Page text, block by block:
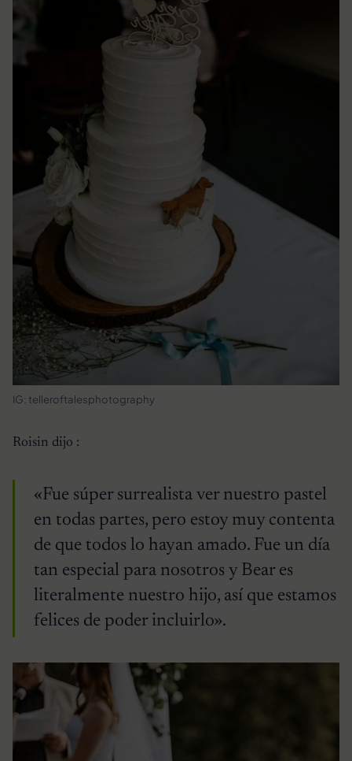
IG: telleroftalesphotography
Roisin dijo :
«Fue súper surrealista ver nuestro pastel
en todas partes, pero estoy muy contenta
de que todos lo hayan amado. Fue un día
tan especial para nosotros y Bear es
literalmente nuestro hijo, así que estamos
felices de poder incluirlo».